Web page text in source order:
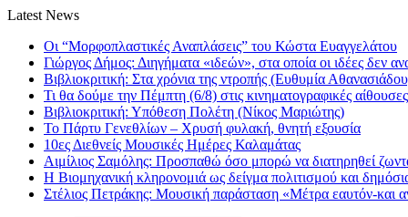
Latest News
Οι “Μορφοπλαστικές Αναπλάσεις” του Κώστα Ευαγγελάτου
Γιώργος Δήμος: Διηγήματα «ιδεών», στα οποία οι ιδέες δεν
Βιβλιοκριτική: Στα χρόνια της ντροπής (Ευθυμία
Τι θα δούμε την Πέμπτη (6/8) στις κινηματογραφικές αίθουσες
Βιβλιοκριτική: Υπόθεση Πολέτη (Νίκος Μαριώτης)
Το Πάρτυ Γενεθλίων – Χρυσή φυλακή, θνητή εξουσία
10ες Διεθνείς Μουσικές Ημέρες Καλαμάτας
Αιμίλιος Σαμόλης: Προσπαθώ όσο μπορώ να διατηρηθεί
Η Βιομηχανική κληρονομιά ως δείγμα πολιτισμού και
Στέλιος Πετράκης: Μουσική παράσταση «Μέτρα εαυτόν-και